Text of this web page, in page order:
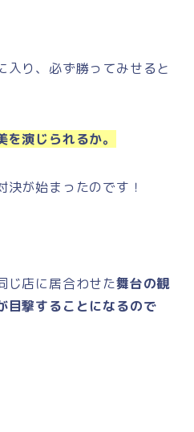
入り、必ず勝ってみせると
演じられるか。
が始まったのです！
じ店に居合わせた舞台の観
目撃することになるので